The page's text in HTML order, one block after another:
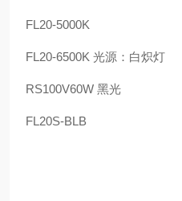
FL20-5000K
FL20-6500K 光源：白炽灯
RS100V60W 黑光
FL20S-BLB